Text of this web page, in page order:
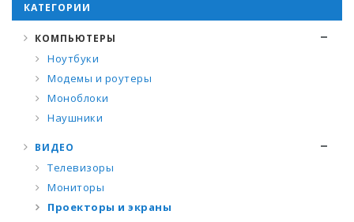
КАТЕГОРИИ
КОМПЬЮТЕРЫ
Ноутбуки
Модемы и роутеры
Моноблоки
Наушники
ВИДЕО
Телевизоры
Мониторы
Проекторы и экраны